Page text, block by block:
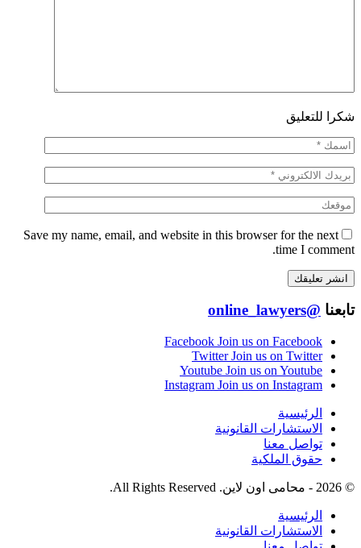
شكرا للتعليق
Save my name, email, and website in this browser for the next
time I comment.
تابعنا @online_lawyers
Facebook Join us on Facebook
Twitter Join us on Twitter
Youtube Join us on Youtube
Instagram Join us on Instagram
الرئيسية
الاستشارات القانونية
تواصل معنا
حقوق الملكية
© 2026 - محامى اون لاين. All Rights Reserved.
الرئيسية
الاستشارات القانونية